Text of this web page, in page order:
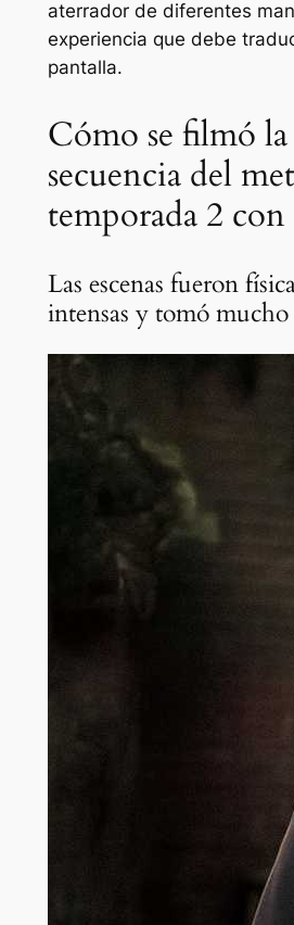
aterrador de diferentes
experiencia que debe
pantalla.
Cómo se filmó
secuencia del
temporada 2
Las escenas fueron
intensas y tomó